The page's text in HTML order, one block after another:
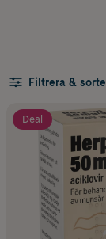
Filtrera &
Deal